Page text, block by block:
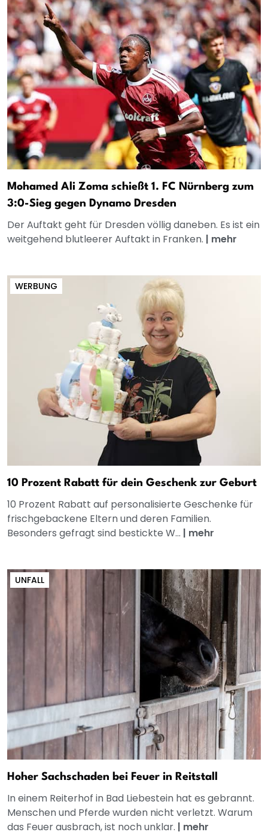
Mohamed Ali Zoma schießt 1. FC Nürnberg zum
3:0-Sieg gegen Dynamo Dresden
Der Auftakt geht für Dresden völlig daneben. Es ist ein
weitgehend blutleerer Auftakt in Franken. | mehr
WERBUNG
10 Prozent Rabatt für dein Geschenk zur Geburt
10 Prozent Rabatt auf personalisierte Geschenke für
frischgebackene Eltern und deren Familien.
Besonders gefragt sind bestickte W... | mehr
UNFALL
Hoher Sachschaden bei Feuer in Reitstall
In einem Reiterhof in Bad Liebestein hat es gebrannt.
Menschen und Pferde wurden nicht verletzt. Warum
das Feuer ausbrach, ist noch unklar. | mehr